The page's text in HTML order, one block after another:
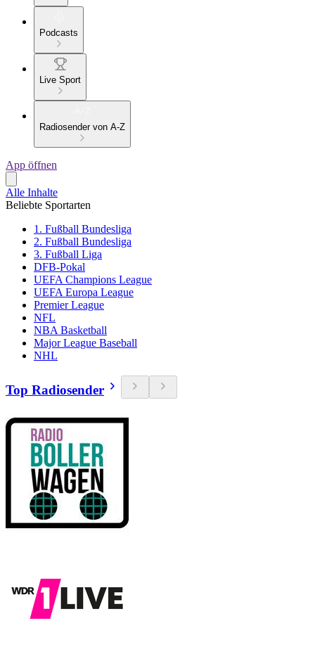
Podcasts
Live Sport
Radiosender von A-Z
App öffnen
Alle Inhalte
Beliebte Sportarten
1. Fußball Bundesliga
2. Fußball Bundesliga
3. Fußball Liga
DFB-Pokal
UEFA Champions League
UEFA Europa League
Premier League
NFL
NBA Basketball
Major League Baseball
NHL
Top Radiosender